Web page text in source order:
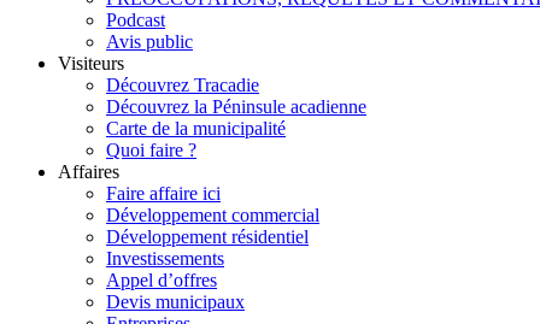
Podcast
Avis public
Visiteurs
Découvrez Tracadie
Découvrez la Péninsule acadienne
Carte de la municipalité
Quoi faire ?
Affaires
Faire affaire ici
Développement commercial
Développement résidentiel
Investissements
Appel d’offres
Devis municipaux